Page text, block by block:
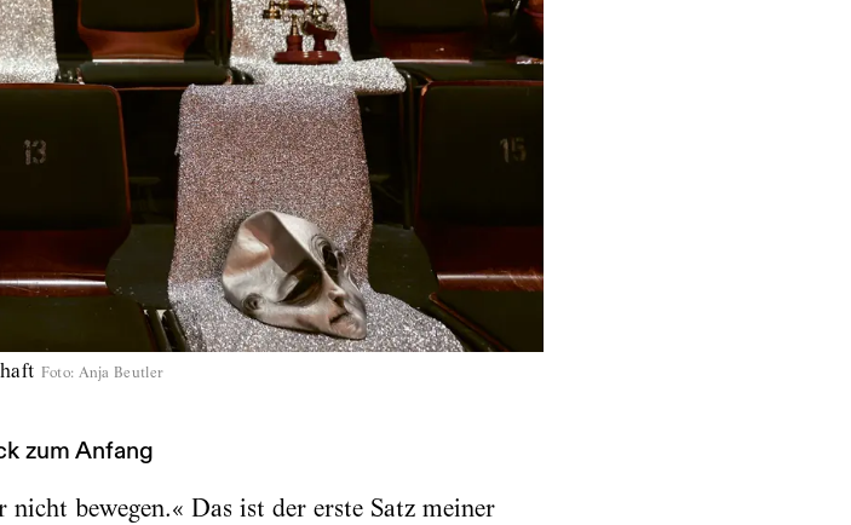
Foto: Anja Beutler
zum Anfang
bewegen.« Das ist der erste Satz meiner